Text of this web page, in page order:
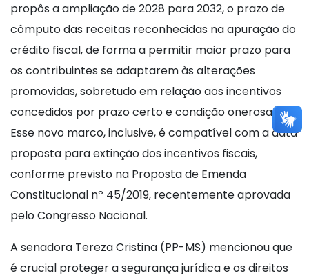
propôs a ampliação de 2028 para 2032, o prazo de
cômputo das receitas reconhecidas na apuração do
crédito fiscal, de forma a permitir maior prazo para
os contribuintes se adaptarem às alterações
promovidas, sobretudo em relação aos incentivos
concedidos por prazo certo e condição onerosa.
Esse novo marco, inclusive, é compatível com a data
proposta para extinção dos incentivos fiscais,
conforme previsto na Proposta de Emenda
Constitucional nº 45/2019, recentemente aprovada
pelo Congresso Nacional.
A senadora Tereza Cristina (PP-MS) mencionou que
é crucial proteger a segurança jurídica e os direitos